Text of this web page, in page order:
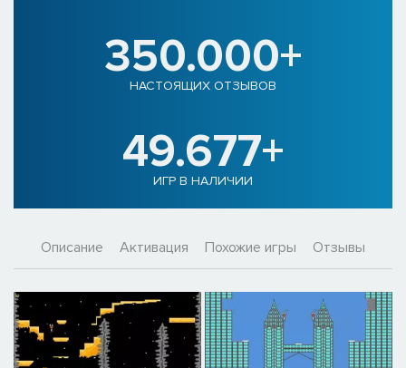
350.000+
НАСТОЯЩИХ ОТЗЫВОВ
49.677+
ИГР В НАЛИЧИИ
Описание Активация Похожие игры Отзывы